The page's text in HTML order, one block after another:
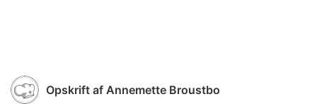
Opskrift af Annemette Broustbo